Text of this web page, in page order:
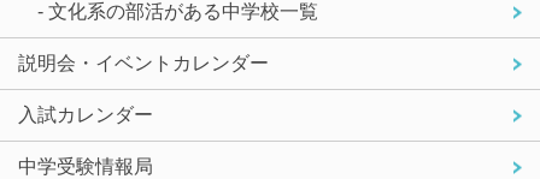
- 文化系の部活がある中学校一覧
説明会・イベントカレンダー
入試カレンダー
中学受験情報局